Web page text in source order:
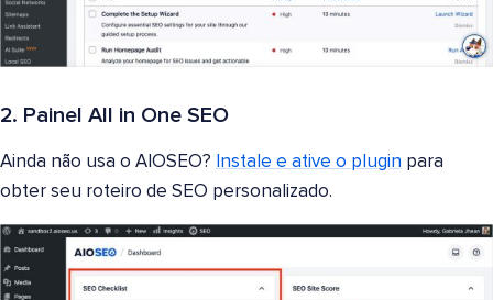
2. Painel All in One SEO
Ainda não usa o AIOSEO? Instale e ative o plugin para
obter seu roteiro de SEO personalizado.